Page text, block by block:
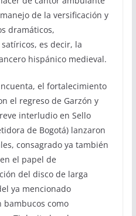
de la versificación y
dramáticos,
es decir, la
hispánico medieval.
el fortalecimiento
el regreso de Garzón y
interludio en Sello
de Bogotá) lanzaron
consagrado ya también
el papel de
del disco de larga
ya mencionado
bambucos como